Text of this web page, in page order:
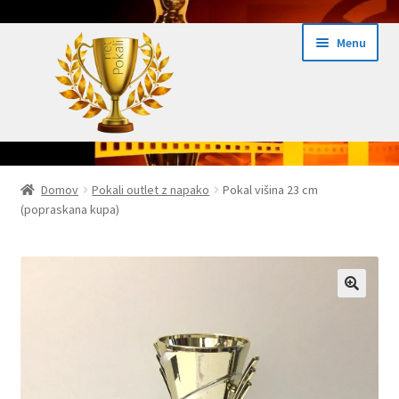
navigation
content
Menu
Domov
Domov Pokali.net
Ekspres izdelava pokalov 24h
Domov Pokali outlet z napako
Pokal višina 23 cm
(popraskana kupa)